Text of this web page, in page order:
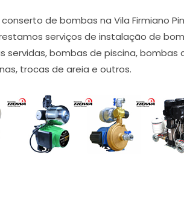
de bombas na Vila Firmiano
serviços de instalação de
bombas de piscina,
trocas de areia e outros.